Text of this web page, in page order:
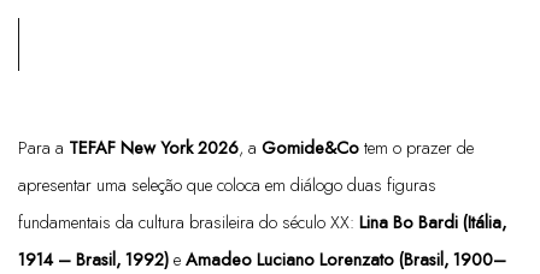
Para a TEFAF New York 2026, a Gomide&Cotem o prazer de
apresentar uma seleção que coloca em diálogo duas figuras
fundamentais da cultura brasileira do século XX: Lina Bo Bardi (Itália,
1914 – Brasil, 1992)eAmadeo Luciano Lorenzato (Brasil, 1900–